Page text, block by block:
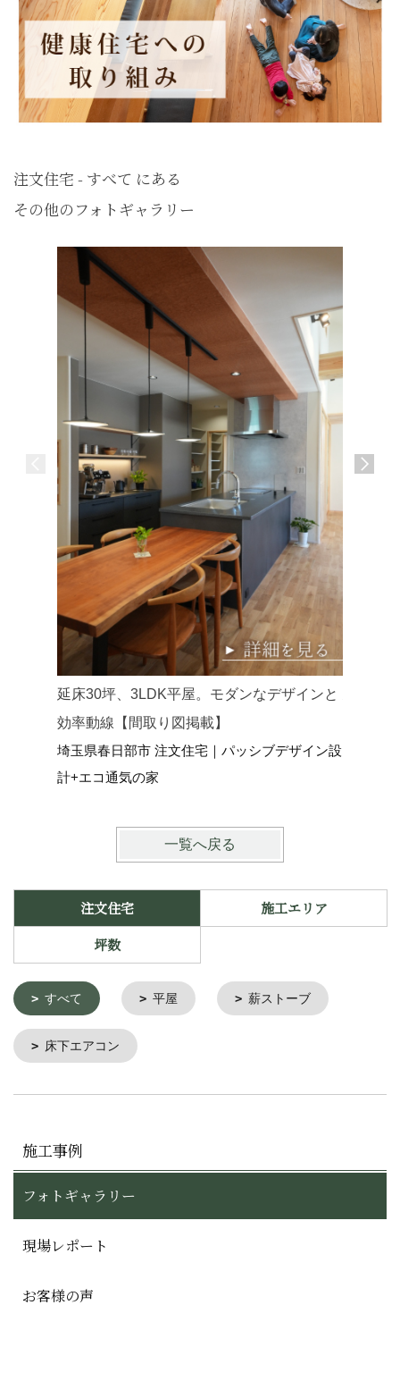
注文住宅 - すべて にある
その他のフォトギャラリー
延床30坪、3LDK平屋。モダンなデザインと
効率動線【間取り図掲載】
埼玉県春日部市 注文住宅｜パッシブデザイン設
計+エコ通気の家
一覧へ戻る
注文住宅
施工エリア
坪数
すべて 平屋 薪ストーブ
床下エアコン
施工事例
フォトギャラリー
現場レポート
お客様の声